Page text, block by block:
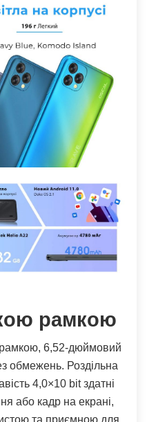
рамкою
6,52-дюймовий
обмежень. Роздільна
4,0×10 bit здатні
або кадр на екрані,